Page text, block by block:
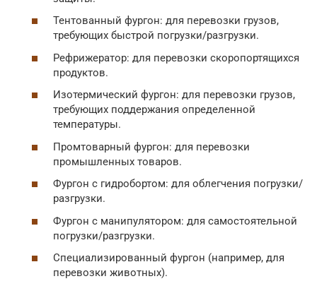
Тентованный фургон: для перевозки грузов,
требующих быстрой погрузки/разгрузки.
Рефрижератор: для перевозки скоропортящихся
продуктов.
Изотермический фургон: для перевозки грузов,
требующих поддержания определенной
температуры.
Промтоварный фургон: для перевозки
промышленных товаров.
Фургон с гидробортом: для облегчения погрузки/
разгрузки.
Фургон с манипулятором: для самостоятельной
погрузки/разгрузки.
Специализированный фургон (например, для
перевозки животных).